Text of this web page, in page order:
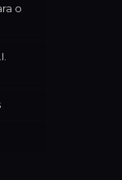
o